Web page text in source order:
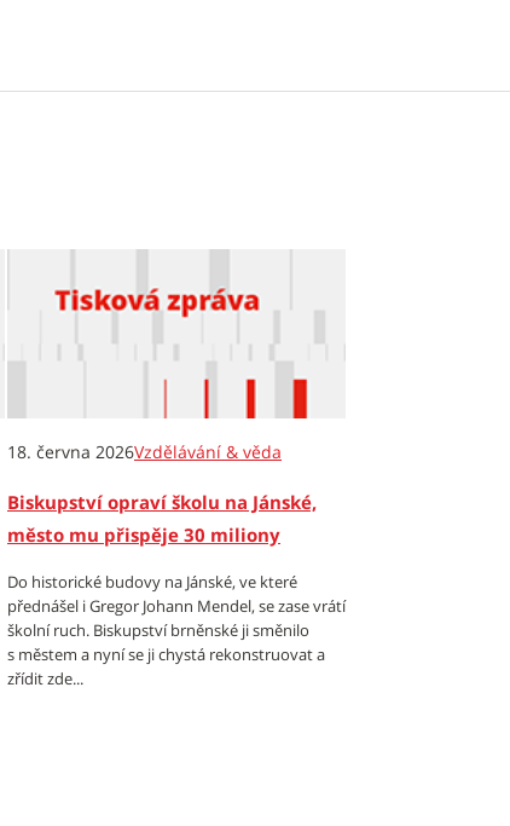
18. června 2026Vzdělávání & věda
Biskupství opraví školu na Jánské,
město mu přispěje 30 miliony
Do historické budovy na Jánské, ve které
přednášel i Gregor Johann Mendel, se zase vrátí
školní ruch. Biskupství brněnské ji směnilo
s městem a nyní se ji chystá rekonstruovat a
zřídit zde...